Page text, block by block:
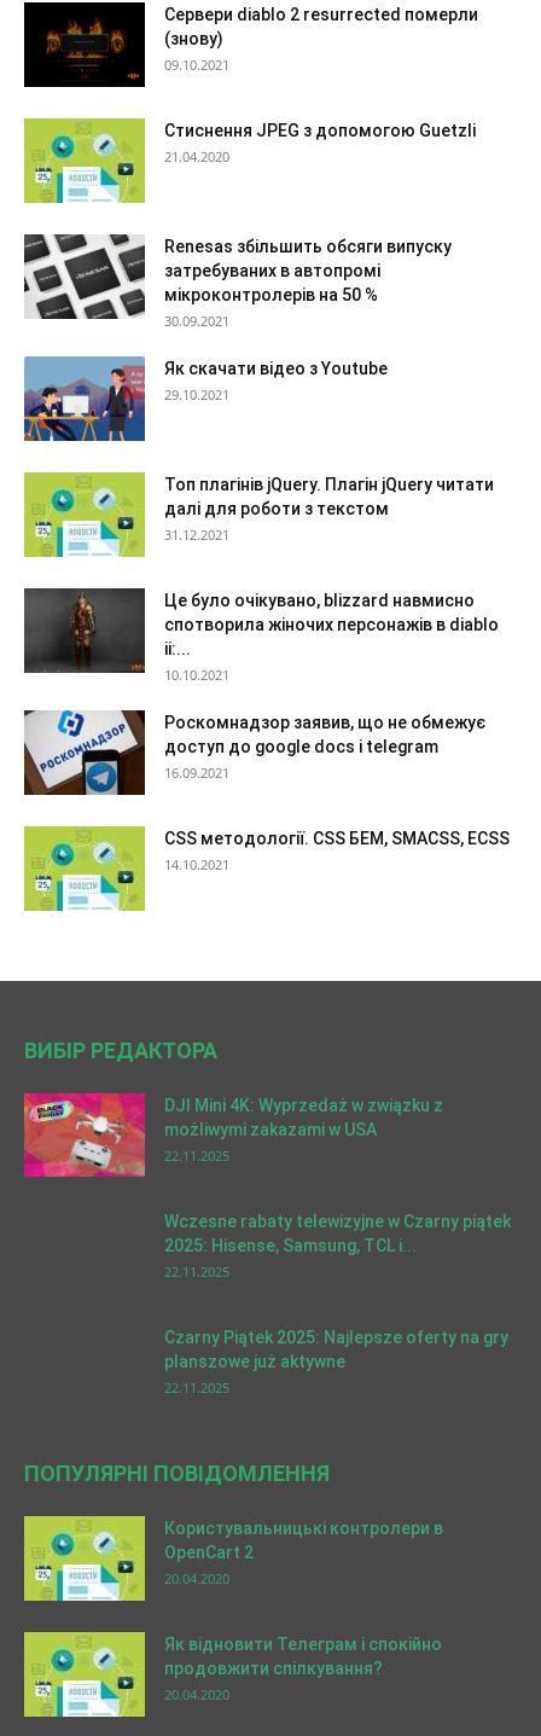
Сервери diablo 2 resurrected померли
(знову)
09.10.2021
Стиснення JPEG з допомогою Guetzli
21.04.2020
Renesas збільшить обсяги випуску
затребуваних в автопромі
мікроконтролерів на 50 %
30.09.2021
Як скачати відео з Youtube
29.10.2021
Топ плагінів jQuery. Плагін jQuery читати
далі для роботи з текстом
31.12.2021
Це було очікувано, blizzard навмисно
спотворила жіночих персонажів в diablo
ii:...
10.10.2021
Роскомнадзор заявив, що не обмежує
доступ до google docs і telegram
16.09.2021
CSS методології. CSS БЕМ, SMACSS, ECSS
14.10.2021
ВИБІР РЕДАКТОРА
DJI Mini 4K: Wyprzedaż w związku z
możliwymi zakazami w USA
22.11.2025
Wczesne rabaty telewizyjne w Czarny piątek
2025: Hisense, Samsung, TCL i...
22.11.2025
Czarny Piątek 2025: Najlepsze oferty na gry
planszowe już aktywne
22.11.2025
ПОПУЛЯРНІ ПОВІДОМЛЕННЯ
Користувальницькі контролери в
OpenCart 2
20.04.2020
Як відновити Телеграм і спокійно
продовжити спілкування?
20.04.2020